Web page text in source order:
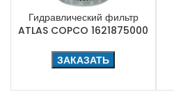
Гидравлический фильтр
ATLAS COPCO 1621875000
ЗАКАЗАТЬ